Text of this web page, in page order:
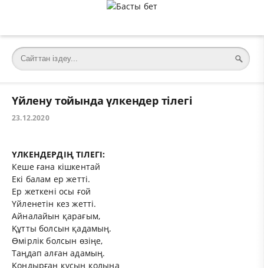
Үйлену тойында үлкендер тілегі
23.12.2020
ҮЛКЕНДЕРДІҢ ТІЛЕГІ:
Кеше ғана кішкентай
Екі балам ер жетті.
Ер жеткені осы ғой
Үйленетін кез жетті.
Айналайын қарағым,
Құтты болсын қадамың.
Өмірлік болсын өзіңе,
Таңдап алған адамың.
Қондырған құсың қолыңа